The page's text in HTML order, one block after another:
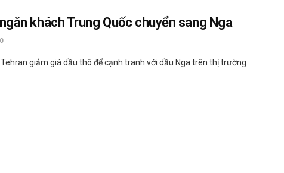
khách Trung Quốc chuyển sang Nga
0
giảm giá dầu thô để cạnh tranh với dầu Nga trên thị trường